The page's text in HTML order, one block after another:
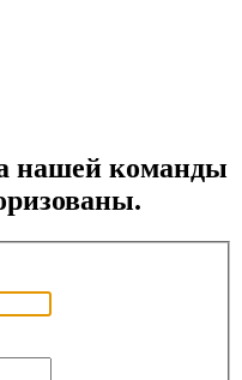
нашей команды